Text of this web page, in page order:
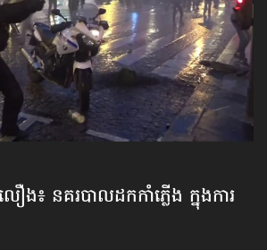
ឿង៖ នគរបាល​ដក​កាំភ្លើង ក្នុង​ការ​